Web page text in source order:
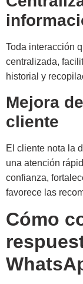
Toda interacción
centralizada,
historial y
Mejora
cliente
El cliente nota la
una atención
confianza,
favorece las
Cómo